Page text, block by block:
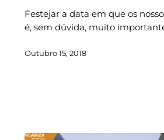
Festejar a data em que os
é, sem dúvida, muito
Outubro 15, 2018